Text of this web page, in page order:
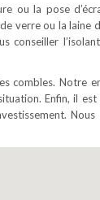
ou la pose
verre ou la
conseiller
combles. Notre
Enfin, il